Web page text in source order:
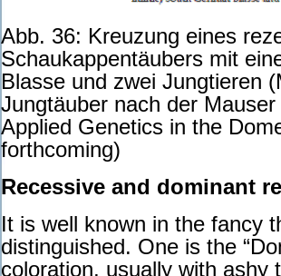
Abb. 36: Kreuzung eines
Schaukappentäubers mit
Blasse und zwei Jungtieren
Jungtäuber nach der
Applied Genetics in the
forthcoming)
Recessive and dominant
It is well known in the fancy
distinguished. One is the
coloration, usually with ashy